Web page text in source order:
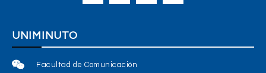
UNIMINUTO
Facultad de Comunicación